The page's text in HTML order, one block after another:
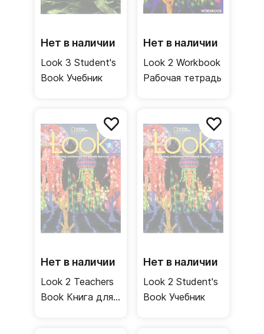
Нет в наличии
Look 3 Student's
Book Учебник
Нет в наличии
Look 2 Workbook
Рабочая тетрадь
Нет в наличии
Look 2 Teachers
Book Книга для
Нет в наличии
Look 2 Student's
Book Учебник